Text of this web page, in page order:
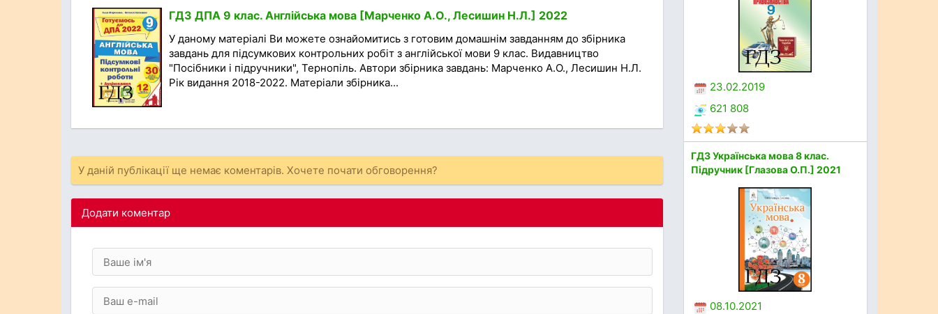
ГДЗ ДПА 9 клас. Англійська мова [Марченко А.О., Лесишин Н.Л.] 2022
У даному матеріалі Ви можете ознайомитись з готовим домашнім завданням до збірника
завдань для підсумкових контрольних робіт з англійської мови 9 клас. Видавництво
"Посібники і підручники", Тернопіль. Автори збірника завдань: Марченко А.О., Лесишин Н.Л.
Рік видання 2018-2022. Матеріали збірника...
У даній публікації ще немає коментарів. Хочете почати обговорення?
Додати коментар
23.02.2019
621 808
ГДЗ Українська мова 8 клас.
Підручник [Глазова О.П.] 2021
08.10.2021